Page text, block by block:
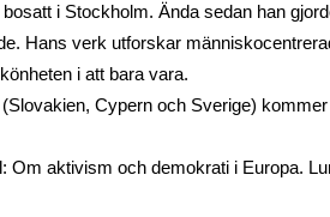
i Stockholm. Ända sedan han
Hans verk utforskar
i att bara vara.
Cypern och Sverige)
Om aktivism och demokrati i Europa.